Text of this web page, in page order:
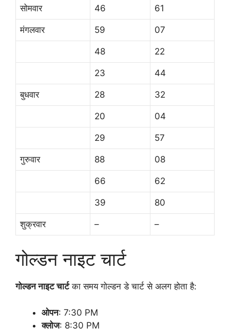
सोमवार 46 61
मंगलवार 59 07
48 22
23 44
बुधवार 28 32
20 04
29 57
गुरुवार 88 08
66 62
39 80
शुक्रवार – –
गोल्डन नाइट चार्ट
गोल्डन नाइट चार्टका समय गोल्डन डे चार्ट से अलग होता है:
ओपन: 7:30 PM
क्लोज: 8:30 PM